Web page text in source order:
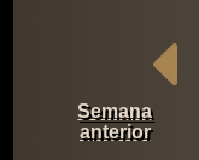
Semana
anterior